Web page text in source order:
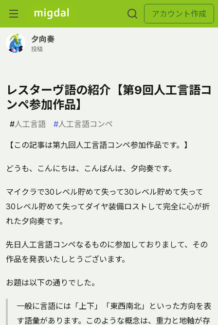
アカウント作成
夕向奏
投稿
レスターヴ語の紹介【第9回人工言語コ
ンペ参加作品】
#人工言語 #人工言語コンペ
【この記事は第九回人工言語コンペ参加作品です。】
どうも、こんにちは、こんばんは、夕向奏です。
マイクラで30レベル貯めて失って30レベル貯めて失って
30レベル貯めて失ってダイヤ装備ロストして完全に心が折
れた夕向奏です。
先日人工言語コンペなるものに参加しておりまして、その
作品を発表いたしとうございます。
お題は以下の通りでした。
一般に言語には「上下」「東西南北」といった方向を表
す語彙があります。このような概念は、重力と地軸が存